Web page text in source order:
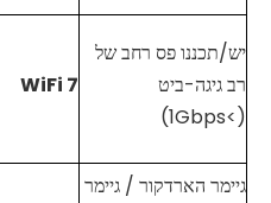
יש/תכננו פס רחב של
רב גיגה-ביט
(>1Gbps)
WiFi 7
גיימר הארדקור / גיימר